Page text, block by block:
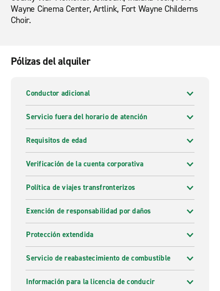
Wayne Cinema Center, Artlink, Fort Wayne Childerns
Choir.
Pólizas del alquiler
Conductor adicional
Servicio fuera del horario de atención
Requisitos de edad
Verificación de la cuenta corporativa
Política de viajes transfronterizos
Exención de responsabilidad por daños
Protección extendida
Servicio de reabastecimiento de combustible
Información para la licencia de conducir